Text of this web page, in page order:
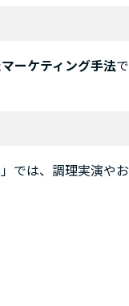
ーケティング手法
」では、調理実演